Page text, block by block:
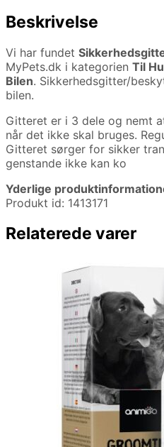
Beskrivelse
Vi har fundet
MyPets.dk i kategorien Til
Bilen. Sikkerhedsgitter/
bilen.
Gitteret er i 3 dele og nemt
når det ikke skal bruges.
Gitteret sørger for sikker
genstande ikke kan ko
Yderlige
Produkt id: 1413171
Relaterede varer